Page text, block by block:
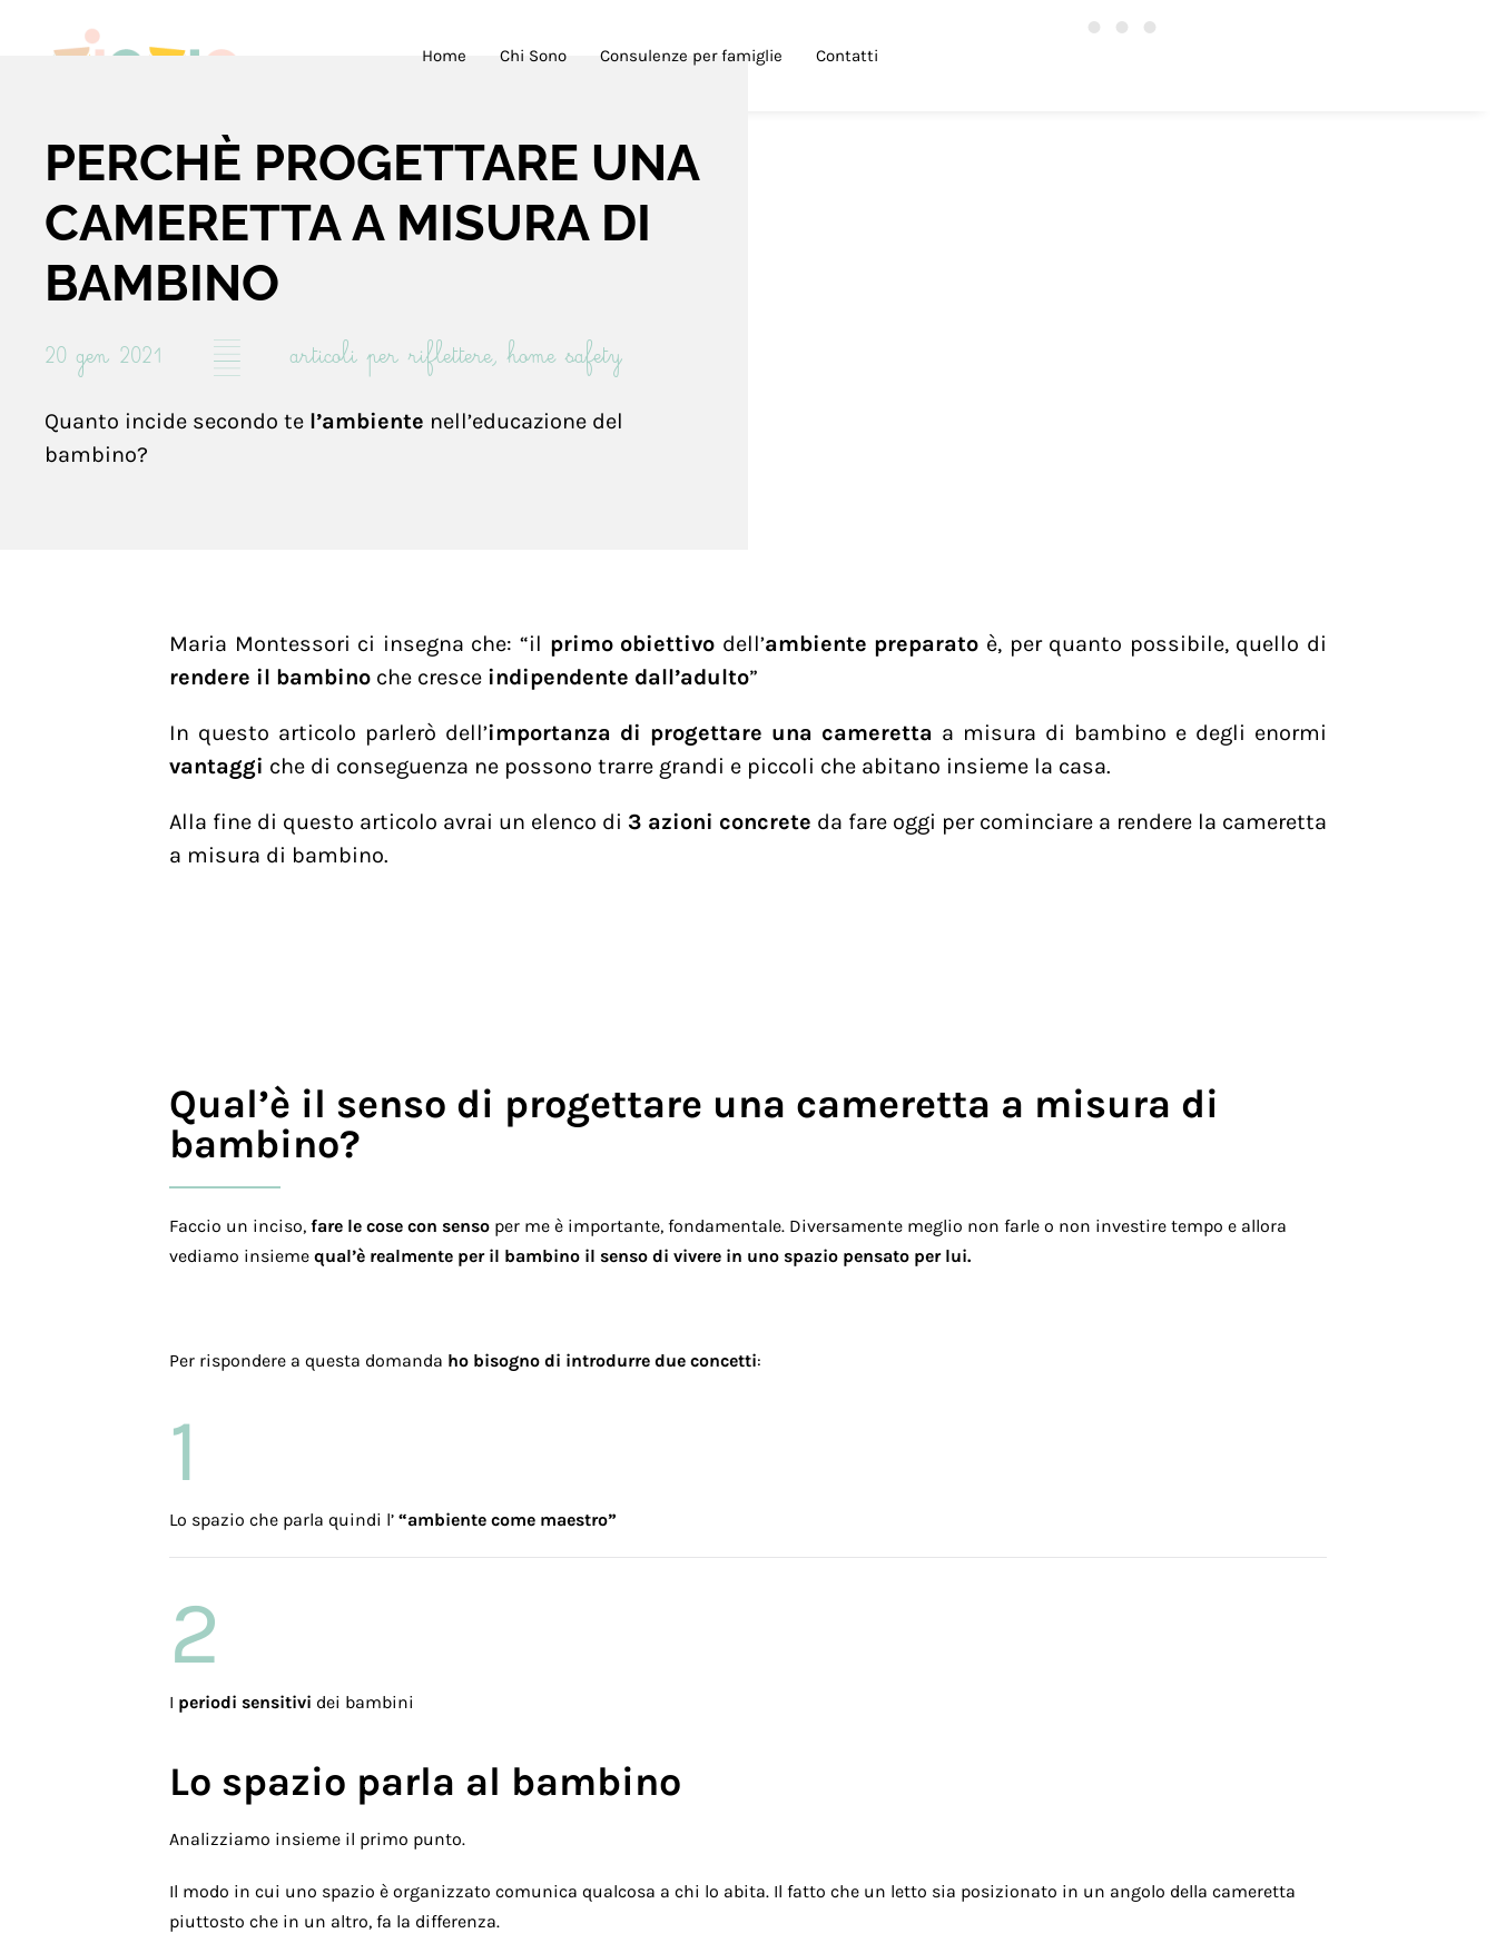
Skip to main content Home Chi Sono Consulenze per famiglie Contatti
PERCHÈ PROGETTARE UNA
CAMERETTA A MISURA DI
BAMBINO
20 gen 2021 — articoli per riflettere home safety
Quanto incide secondo te l’ambiente nell’educazione del
bambino?
Maria Montessori ci insegna che: “il primo obiettivo dell’ambiente preparato è, per quanto possibile, quello di
rendere il bambino che cresce indipendente dall’adulto”
In questo articolo parlerò dell’importanza di progettare una cameretta a misura di bambino e degli enormi
vantaggi che di conseguenza ne possono trarre grandi e piccoli che abitano insieme la casa.
Alla fine di questo articolo avrai un elenco di 3 azioni concrete da fare oggi per cominciare a rendere la cameretta
a misura di bambino.
Qual’è il senso di progettare una cameretta a misura di
bambino?
Faccio un inciso, fare le cose con senso per me è importante, fondamentale. Diversamente meglio non farle o non investire tempo e allora
vediamo insieme qual’è realmente per il bambino il senso di vivere in uno spazio pensato per lui.
Per rispondere a questa domanda ho bisogno di introdurre due concetti:
1
Lo spazio che parla quindi l’ “ambiente come maestro”
2
I periodi sensitivi dei bambini
Lo spazio parla al bambino
Analizziamo insieme il primo punto.
Il modo in cui uno spazio è organizzato comunica qualcosa a chi lo abita. Il fatto che un letto sia posizionato in un angolo della cameretta
piuttosto che in un altro, fa la differenza.